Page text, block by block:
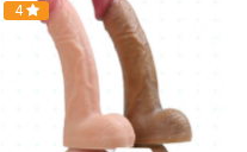
Hot
4